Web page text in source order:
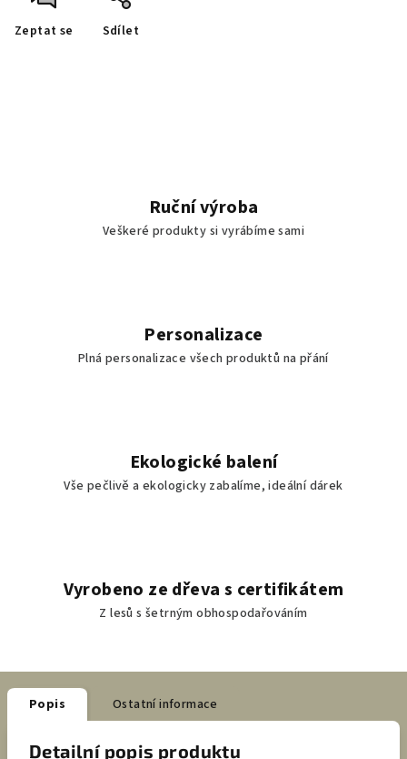
Zeptat se Sdílet
Ruční výroba
Veškeré produkty si vyrábíme sami
Personalizace
Plná personalizace všech produktů na přání
Ekologické balení
Vše pečlivě a ekologicky zabalíme, ideální dárek
Vyrobeno ze dřeva s certifikátem
Z lesů s šetrným obhospodařováním
Popis Ostatní informace
Detailní popis produktu